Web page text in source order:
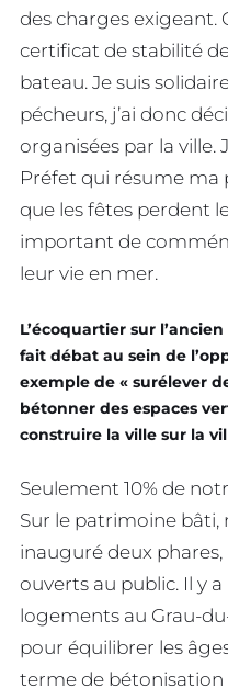
des charges exigeant.
certificat de stabilité
bateau. Je suis
pécheurs, j’ai donc
organisées par la ville.
Préfet qui résume ma
que les fêtes perdent
important de
leur vie en mer.
L’écoquartier sur
fait débat au sein de
exemple de « surélever
bétonner des espaces
construire la ville sur la
Seulement 10% de
Sur le patrimoine
inauguré deux
ouverts au public. Il y
logements au Grau-
pour équilibrer les
terme de bétonisation